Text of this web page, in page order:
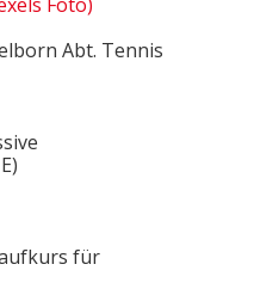
Abt. Tennis
für